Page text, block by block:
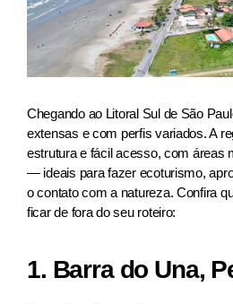
Chegando ao Litoral Sul de São
extensas e com perfis variados. A
estrutura e fácil acesso, com áreas
— ideais para fazer ecoturismo,
o contato com a natureza. Confira
ficar de fora do seu roteiro:
1. Barra do Una,